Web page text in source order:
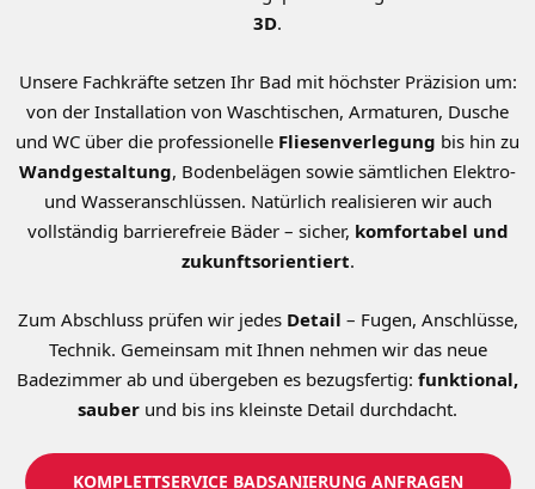
3D.
Unsere Fachkräfte setzen Ihr Bad mit höchster Präzision um:
von der Installation von Waschtischen, Armaturen, Dusche
und WC über die professionelle Fliesenverlegung bis hin zu
Wandgestaltung, Bodenbelägen sowie sämtlichen Elektro-
und Wasseranschlüssen. Natürlich realisieren wir auch
vollständig barrierefreie Bäder – sicher, komfortabel und
zukunftsorientiert.
Zum Abschluss prüfen wir jedes Detail – Fugen, Anschlüsse,
Technik. Gemeinsam mit Ihnen nehmen wir das neue
Badezimmer ab und übergeben es bezugsfertig: funktional,
sauber und bis ins kleinste Detail durchdacht.
KOMPLETTSERVICE BADSANIERUNG ANFRAGEN